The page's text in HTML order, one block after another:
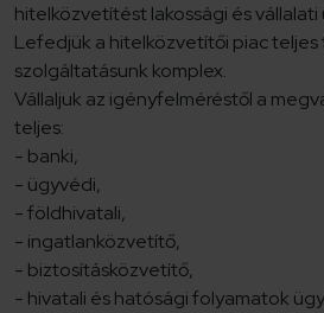
hitelközvetítést lakossági és
Lefedjük a hitelközvetítői piac
szolgáltatásunk komplex.
Vállaljuk az igényfelméréstől a
teljes:
- banki,
- ügyvédi,
- földhivatali,
- ingatlanközvetítő,
- biztosításközvetítő,
- hivatali és hatósági folyamatok